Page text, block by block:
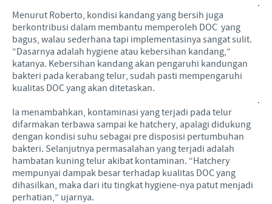
.
Menurut Roberto, kondisi kandang yang bersih juga
berkontribusi dalam membantu memperoleh DOC yang
bagus, walau sederhana tapi implementasinya sangat sulit.
“Dasarnya adalah hygiene atau kebersihan kandang,”
katanya. Kebersihan kandang akan pengaruhi kandungan
bakteri pada kerabang telur, sudah pasti mempengaruhi
kualitas DOC yang akan ditetaskan.
.
Ia menambahkan, kontaminasi yang terjadi pada telur
difarmakan terbawa sampai ke hatchery, apalagi didukung
dengan kondisi suhu sebagai pre disposisi pertumbuhan
bakteri. Selanjutnya permasalahan yang terjadi adalah
hambatan kuning telur akibat kontaminan. “Hatchery
mempunyai dampak besar terhadap kualitas DOC yang
dihasilkan, maka dari itu tingkat hygiene-nya patut menjadi
perhatian,” ujarnya.